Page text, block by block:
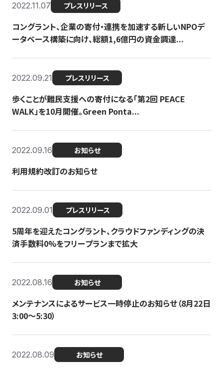
2022.11.07 プレスリリース
コングラント、企業の寄付・連携を加速する新しいNPOデ
ータベース構築に向け、総額1,6億円の資金調達...
2022.09.21 プレスリリース
歩くことが難民支援への寄付になる「第2回 PEACE
WALK」を10月開催。Green Ponta...
2022.09.16 お知らせ
利用規約改訂のお知らせ
2022.09.01 プレスリリース
5周年を迎えたコングラント、クラウドファンディングの決
済手数料0%をフリープランまで拡大
2022.08.16 お知らせ
メンテナンスによるサービス一時停止のお知らせ（8月22日
3:00〜5:30）
2022.08.09 お知らせ